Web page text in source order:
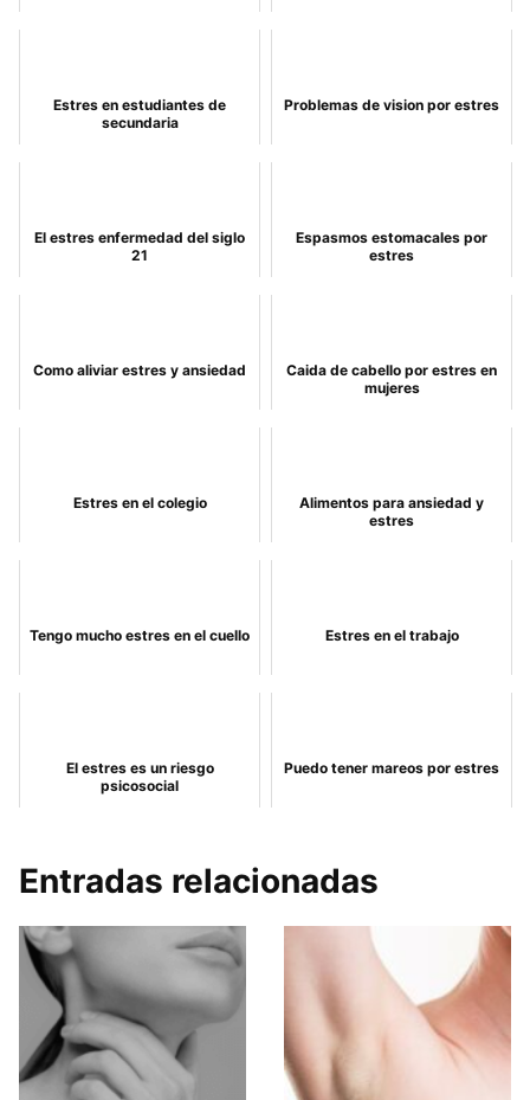
Estres en estudiantes de
secundaria
Problemas de vision por estres
El estres enfermedad del siglo
21
Espasmos estomacales por
estres
Como aliviar estres y ansiedad
Caida de cabello por estres en
mujeres
Estres en el colegio
Alimentos para ansiedad y
estres
Tengo mucho estres en el cuello Estres en el trabajo
El estres es un riesgo
psicosocial
Puedo tener mareos por estres
Entradas relacionadas